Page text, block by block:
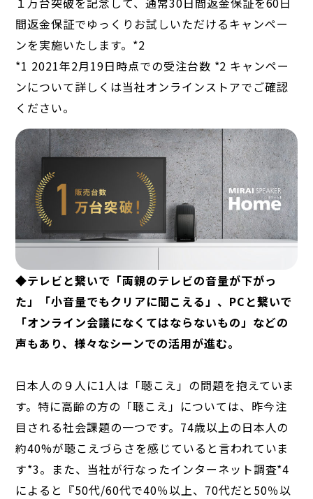
間返金保証でゆっくりお試しいただけるキャンペー
ンを実施いたします。*2
*1 2021年2月19日時点での受注台数 *2 キャンペー
ンについて詳しくは当社オンラインストアでご確認
ください。
◆テレビと繋いで「両親のテレビの音量が下がっ
た」「小音量でもクリアに聞こえる」、PCと繋いで
「オンライン会議になくてはならないもの」などの
声もあり、様々なシーンでの活用が進む。
日本人の９人に1人は「聴こえ」の問題を抱えていま
す。特に高齢の方の「聴こえ」については、昨今注
目される社会課題の一つです。74歳以上の日本人の
約40%が聴こえづらさを感じていると言われていま
す*3。また、当社が行なったインターネット調査*4
によると『50代/60代で40％以上、70代だと50％以